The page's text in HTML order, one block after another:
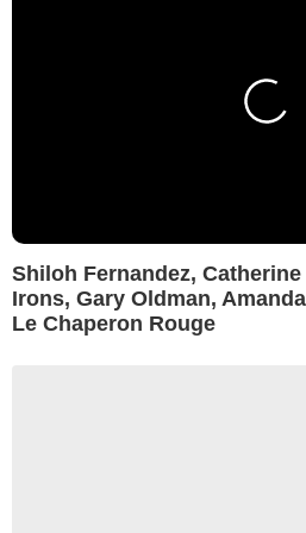
Shiloh Fernandez,
Irons, Gary Oldman,
Le Chaperon Rouge